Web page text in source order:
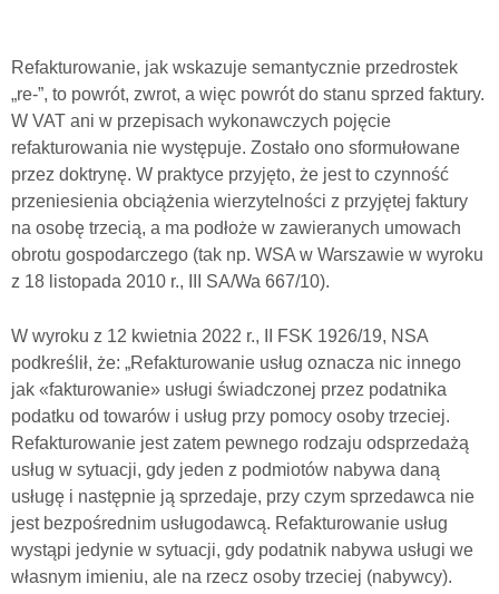
Refakturowanie, jak wskazuje semantycznie przedrostek
„re-”, to powrót, zwrot, a więc powrót do stanu sprzed faktury.
W VAT ani w przepisach wykonawczych pojęcie
refakturowania nie występuje. Zostało ono sformułowane
przez doktrynę. W praktyce przyjęto, że jest to czynność
przeniesienia obciążenia wierzytelności z przyjętej faktury
na osobę trzecią, a ma podłoże w zawieranych umowach
obrotu gospodarczego (tak np. WSA w Warszawie w wyroku
z 18 listopada 2010 r., III SA/Wa 667/10).
W wyroku z 12 kwietnia 2022 r., II FSK 1926/19, NSA
podkreślił, że: „Refakturowanie usług oznacza nic innego
jak «fakturowanie» usługi świadczonej przez podatnika
podatku od towarów i usług przy pomocy osoby trzeciej.
Refakturowanie jest zatem pewnego rodzaju odsprzedażą
usług w sytuacji, gdy jeden z podmiotów nabywa daną
usługę i następnie ją sprzedaje, przy czym sprzedawca nie
jest bezpośrednim usługodawcą. Refakturowanie usług
wystąpi jedynie w sytuacji, gdy podatnik nabywa usługi we
własnym imieniu, ale na rzecz osoby trzeciej (nabywcy).